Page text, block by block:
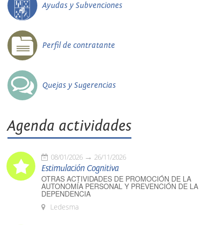
Ayudas y Subvenciones
Perfil de contratante
Quejas y Sugerencias
Agenda actividades
08/01/2026 26/11/2026
Estimulación Cognitiva
OTRAS ACTIVIDADES DE PROMOCIÓN DE LA
AUTONOMÍA PERSONAL Y PREVENCIÓN DE LA
DEPENDENCIA
Ledesma